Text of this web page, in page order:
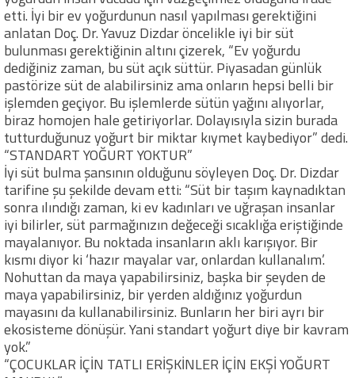
etti. İyi bir ev yoğurdunun nasıl yapılması gerektiğini
anlatan Doç. Dr. Yavuz Dizdar öncelikle iyi bir süt
bulunması gerektiğinin altını çizerek, “Ev yoğurdu
dediğiniz zaman, bu süt açık süttür. Piyasadan günlük
pastörize süt de alabilirsiniz ama onların hepsi belli bir
işlemden geçiyor. Bu işlemlerde sütün yağını alıyorlar,
biraz homojen hale getiriyorlar. Dolayısıyla sizin burada
tutturduğunuz yoğurt bir miktar kıymet kaybediyor” dedi.
“STANDART YOĞURT YOKTUR”
İyi süt bulma şansının olduğunu söyleyen Doç. Dr. Dizdar
tarifine şu şekilde devam etti: “Süt bir taşım kaynadıktan
sonra ılındığı zaman, ki ev kadınları ve uğraşan insanlar
iyi bilirler, süt parmağınızın değeceği sıcaklığa eriştiğinde
mayalanıyor. Bu noktada insanların aklı karışıyor. Bir
kısmı diyor ki ‘hazır mayalar var, onlardan kullanalım’.
Nohuttan da maya yapabilirsiniz, başka bir şeyden de
maya yapabilirsiniz, bir yerden aldığınız yoğurdun
mayasını da kullanabilirsiniz. Bunların her biri ayrı bir
ekosisteme dönüşür. Yani standart yoğurt diye bir kavram
yok.”
“ÇOCUKLAR İÇİN TATLI ERİŞKİNLER İÇİN EKŞİ YOĞURT